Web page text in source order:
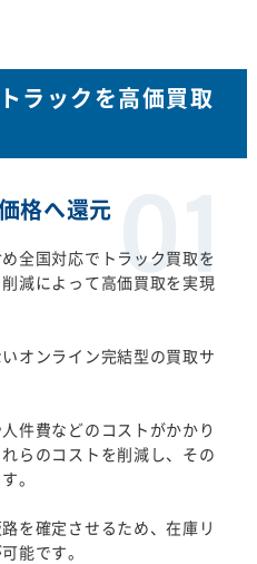
ラックを高価買取
格へ還元
全国対応でトラック買取を
減によって高価買取を実現
オンライン完結型の買取サ
件費などのコストがかかり
らのコストを削減し、その
。
を確定させるため、在庫リ
能です。